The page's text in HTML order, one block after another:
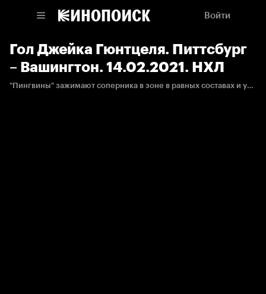
Войти
Гол Джейка Гюнтцеля. Питтсбург
– Вашингтон. 14.02.2021. НХЛ
"Пингвины" зажимают соперника в зоне в равных составах и увеличивают перевес в счёте.